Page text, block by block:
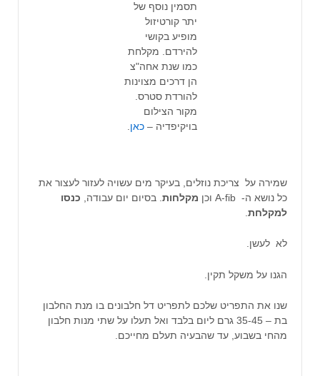
תסמין נוסף של
יתר קורטיזול
מופיע בקושי
להירדם. מקלחת
כמו שנת אחה"צ
הן דרכים מצוינות
להורדת סטרס.
מקור הצילום
בויקיפדיה –כאן.
שמירה על צריכת נוזלים, בעיקר מים עשויה לעזור לעצור את
כל נושא ה- A-fib וכן
מקלחות . בסיום יום עבודה, כנסו
למקלחת
לא לעשן.
הגנו על משקל תקין.
שנו את התפריט שלכם לתפריט דל חלבונים בו מנת החלבון
בת – 35-45 גרם ליום בלבד ואל תעלו על שתי מנות חלבון
מהחי בשבוע, עד שהבעיה תעלם מחייכם.